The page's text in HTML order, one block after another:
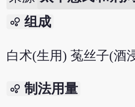
bubble_chart 组成
白术(生用) 菟丝子(酒
bubble_chart 制法用量